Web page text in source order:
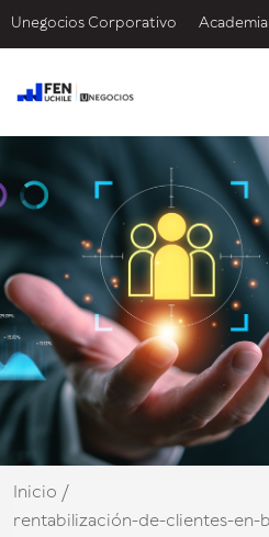
Unegocios Corporativo
Inicio /
rentabilización-de-clientes-en-